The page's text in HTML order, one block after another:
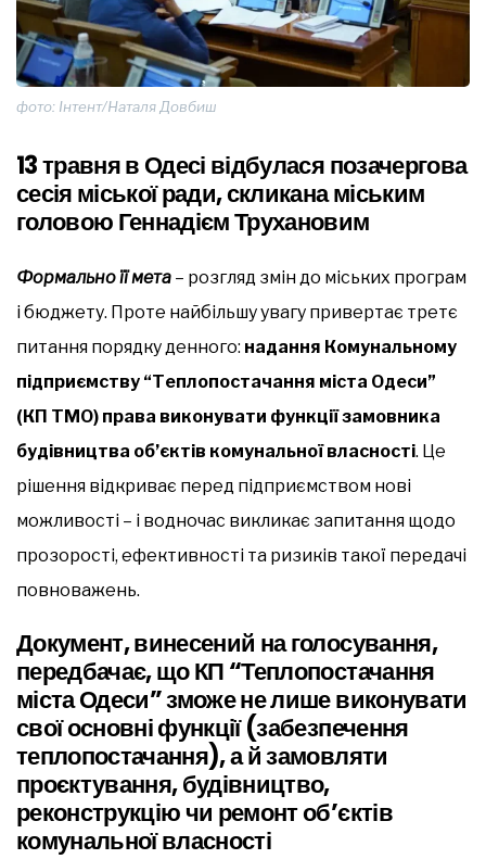
фото: Інтент/Наталя Довбиш
13 травня в Одесі відбулася позачергова
сесія міської ради, скликана міським
головою Геннадієм Трухановим
Формально її мета – розгляд змін до міських програм
і бюджету. Проте найбільшу увагу привертає третє
питання порядку денного: надання Комунальному
підприємству “Теплопостачання міста Одеси”
(КП ТМО) права виконувати функції замовника
будівництва об’єктів комунальної власності. Це
рішення відкриває перед підприємством нові
можливості – і водночас викликає запитання щодо
прозорості, ефективності та ризиків такої передачі
повноважень.
Документ, винесений на голосування,
передбачає, що КП “Теплопостачання
міста Одеси” зможе не лише виконувати
свої основні функції (забезпечення
теплопостачання), а й замовляти
проєктування, будівництво,
реконструкцію чи ремонт об’єктів
комунальної власності